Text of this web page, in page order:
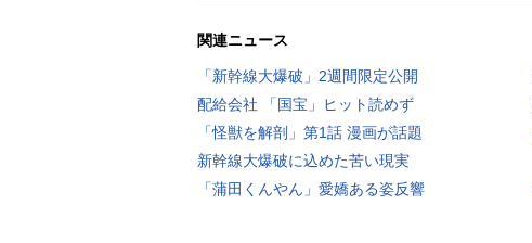
関連ニュース
「新幹線大爆破」2週間限定公開
配給会社 「国宝」ヒット読めず
「怪獣を解剖」第1話 漫画が話題
新幹線大爆破に込めた苦い現実
「蒲田くんやん」愛嬌ある姿反響